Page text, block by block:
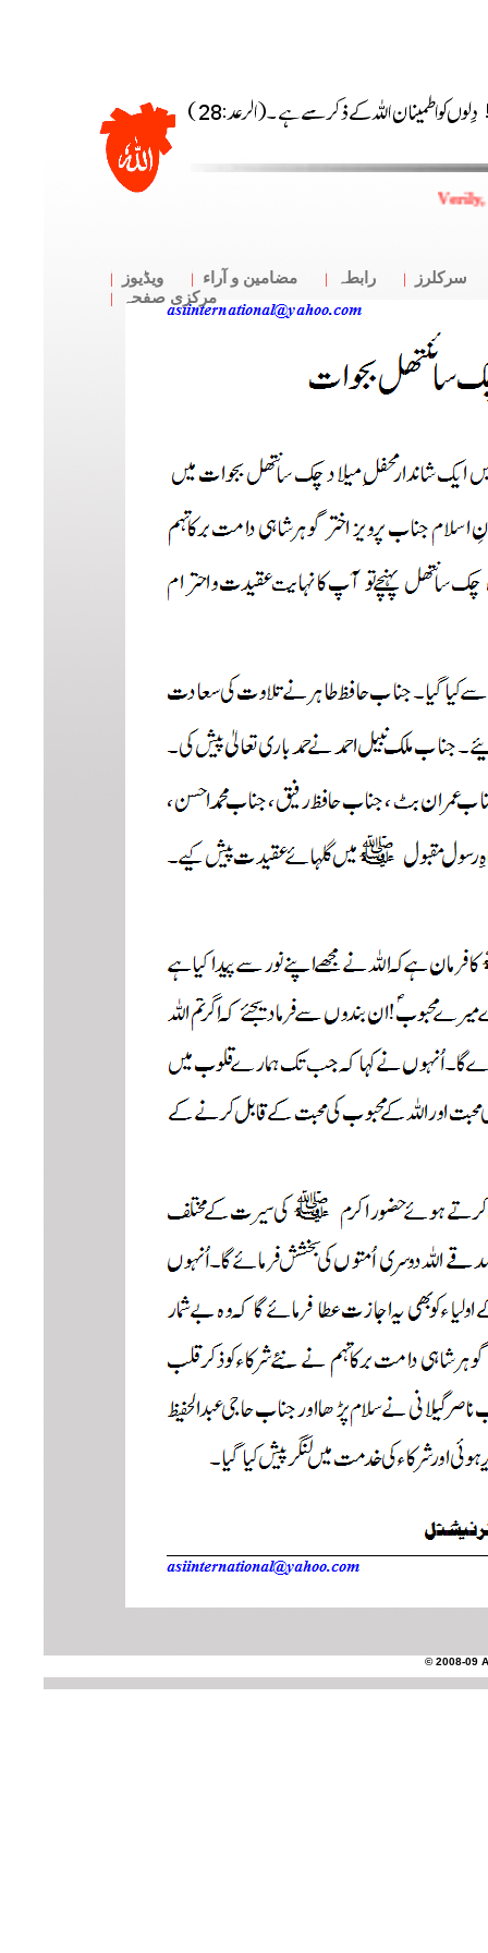
سرکلرز رابطہ مضامین و آراء
ویڈیوز
مرکزی صفحہ
© 2008-09